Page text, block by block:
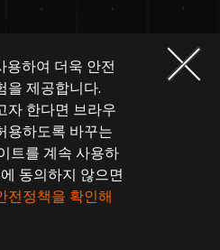
용하여 더욱 안전
을 제공합니다.
자 한다면 브라우
용하도록 바꾸는
트를 계속 사용하
동의하지 않으면
전정책을 확인해